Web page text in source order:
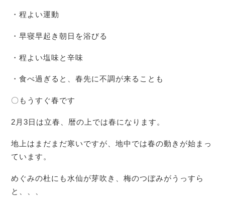
・程よい運動
・早寝早起き朝日を浴びる
・程よい塩味と辛味
・食べ過ぎると、春先に不調が来ることも
〇もうすぐ春です
2月3日は立春、暦の上では春になります。
地上はまだまだ寒いですが、地中では春の動きが始まっ
ています。
めぐみの杜にも水仙が芽吹き、梅のつぼみがうっすら
と、、、